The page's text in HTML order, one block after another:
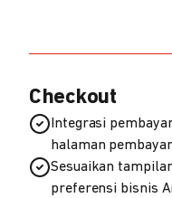
Checkout
Integrasi
halaman
Sesuaikan
preferensi bisnis